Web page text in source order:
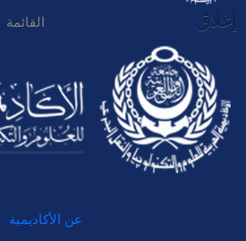
إغلاق القائمة
عن الأكاديمية